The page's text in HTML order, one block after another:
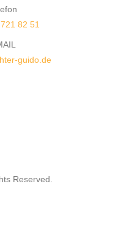
82 51
guido.de
Reserved.